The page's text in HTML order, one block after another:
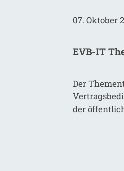
07. Oktober
EVB-IT
Der
der